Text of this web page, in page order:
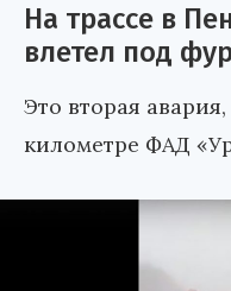
На трассе в
влетел под
Это вторая
километре ФАД